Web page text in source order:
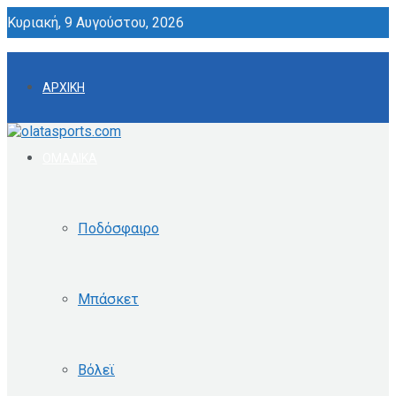
Κυριακή, 9 Αυγούστου, 2026
ΑΡΧΙΚΗ
Ποδόσφαιρο
Μπάσκετ
Βόλεϊ